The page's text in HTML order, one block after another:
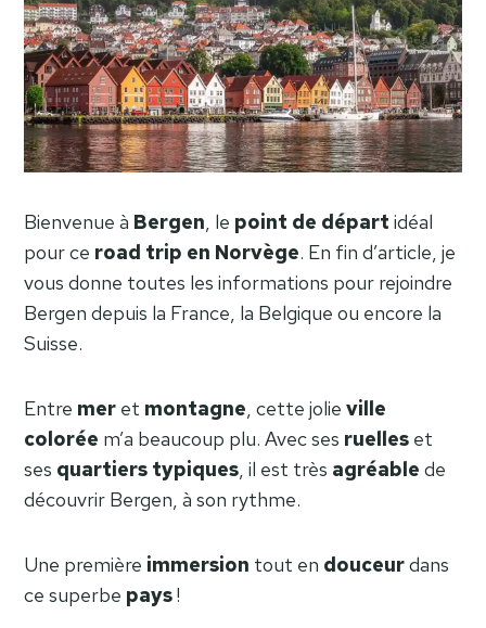
Bienvenue à Bergen, le point de départ idéal
pour ce road trip en Norvège. En fin d’article, je
vous donne toutes les informations pour rejoindre
Bergen depuis la France, la Belgique ou encore la
Suisse.
Entre mer et montagne, cette jolie ville
colorée m’a beaucoup plu. Avec ses ruelles et
ses quartiers typiques, il est très agréable de
découvrir Bergen, à son rythme.
Une première immersion tout en douceurdans
ce superbe pays!